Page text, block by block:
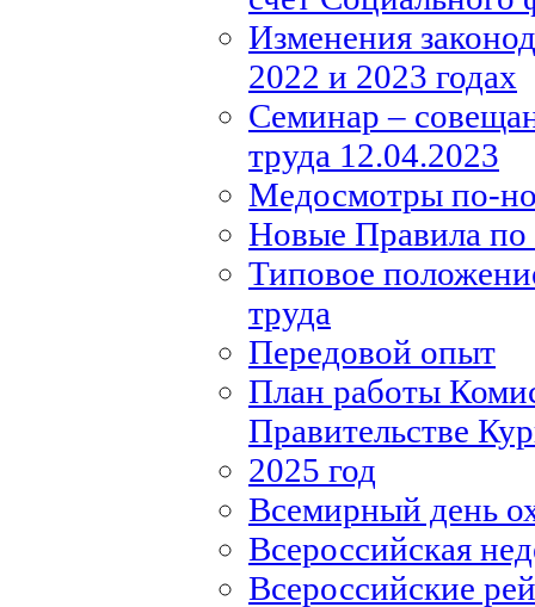
Изменения
2022 и 2023 годах
Семинар –
труда 12.04.2023
Медосмотры по-
Новые Правила по
Типовое
труда
Передовой опыт
План работы
Правительстве
2025 год
Всемирный день
Всероссийская
Всероссийские